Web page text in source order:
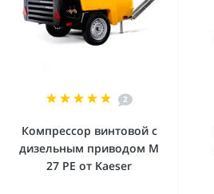
2
Компрессор винтовой с
дизельным приводом M
27 PE от Kaeser